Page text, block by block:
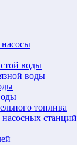
воды
воды
топлива
насосных станций